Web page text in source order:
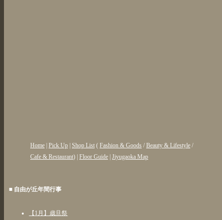
Home| Pick Up| Shop List( Fashion & Goods / Beauty & Lifestyle/
Cafe & Restaurant) | Floor Guide| Jiyugaoka Map
■ 自由が丘年間行事
【1月】歳旦祭